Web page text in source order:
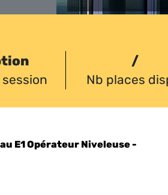
/
Nb places
E1 Opérateur Niveleuse -